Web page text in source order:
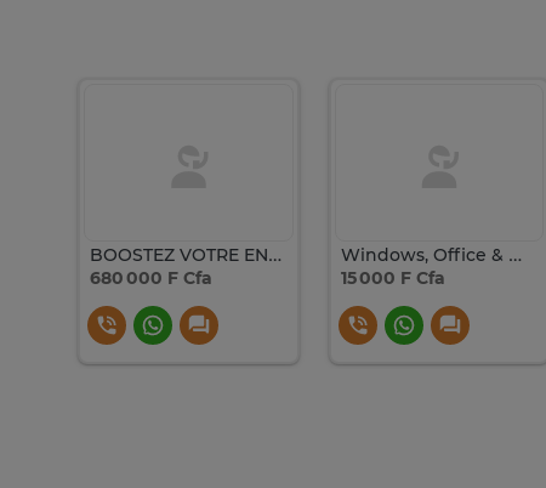
BOOSTEZ VOTRE ENTREPRISE AVEC WINDOWS SERVER 2022 USER CAL !
680 000 F Cfa
Windows, Office & Windows Server Originaux à Prix Promo
15 000 F Cfa